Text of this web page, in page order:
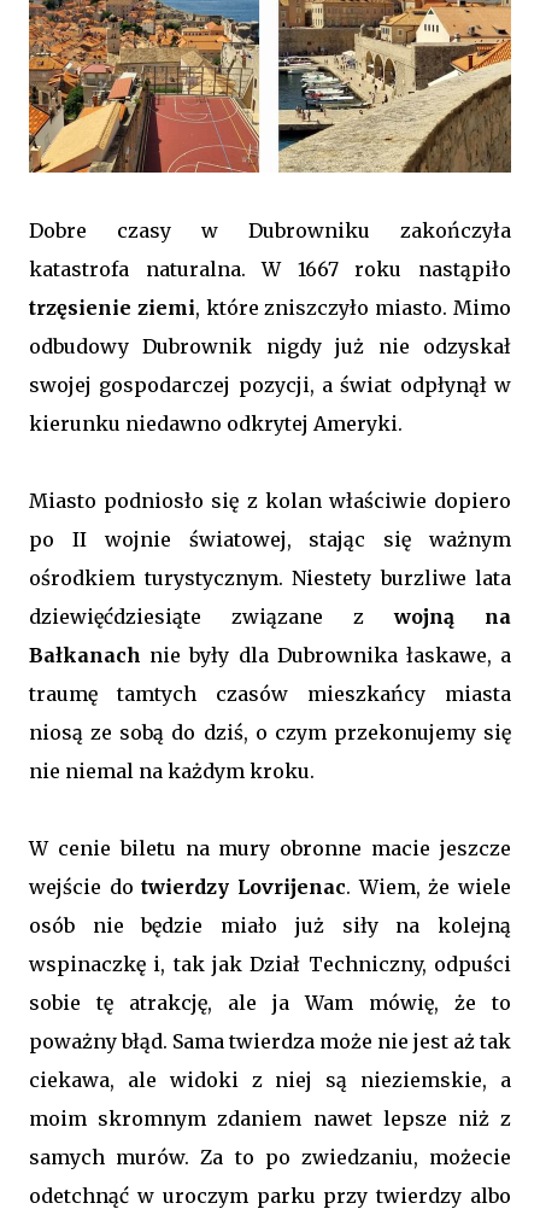
Dobre czasy w Dubrowniku zakończyła
katastrofa naturalna. W 1667 roku nastąpiło
trzęsienie ziemi, które zniszczyło miasto. Mimo
odbudowy Dubrownik nigdy już nie odzyskał
swojej gospodarczej pozycji, a świat odpłynął w
kierunku niedawno odkrytej Ameryki.
Miasto podniosło się z kolan właściwie dopiero
po II wojnie światowej, stając się ważnym
ośrodkiem turystycznym. Niestety burzliwe lata
dziewięćdziesiąte związane zwojną na
Bałkanach nie były dla Dubrownika łaskawe, a
traumę tamtych czasów mieszkańcy miasta
niosą ze sobą do dziś, o czym przekonujemy się
nie niemal na każdym kroku.
W cenie biletu na mury obronne macie jeszcze
wejście dotwierdzy Lovrijenac. Wiem, że wiele
osób nie będzie miało już siły na kolejną
wspinaczkę i, tak jak Dział Techniczny, odpuści
sobie tę atrakcję, ale ja Wam mówię, że to
poważny błąd. Sama twierdza może nie jest aż tak
ciekawa, ale widoki z niej są nieziemskie, a
moim skromnym zdaniem nawet lepsze niż z
samych murów. Za to po zwiedzaniu, możecie
odetchnąć w uroczym parku przy twierdzy albo